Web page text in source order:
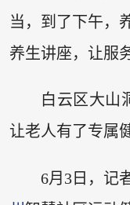
当，到了下午，
养生讲座，让服
白云区大山
让老人有了专属
6月3日，记